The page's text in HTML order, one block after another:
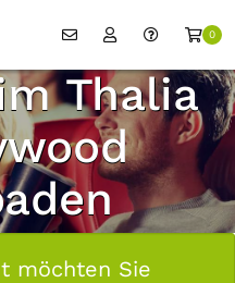
0
Thalia
möchten Sie